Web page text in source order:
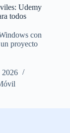
Udemy
todos
con
proyecto
2026